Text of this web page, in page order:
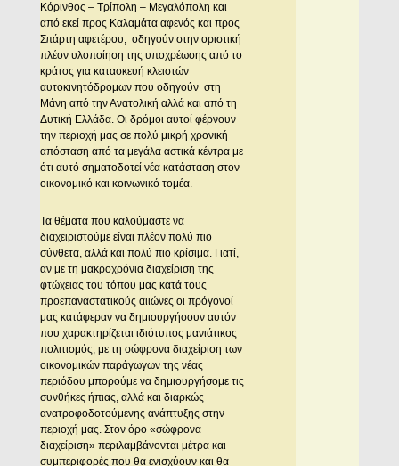
Κόρινθος – Τρίπολη – Μεγαλόπολη και
από εκεί προς Καλαμάτα αφενός και προς
Σπάρτη αφετέρου, οδηγούν στην οριστική
πλέον υλοποίηση της υποχρέωσης από το
κράτος για κατασκευή κλειστών
αυτοκινητόδρομων που οδηγούν στη
Μάνη από την Ανατολική αλλά και από τη
Δυτική Ελλάδα. Οι δρόμοι αυτοί φέρνουν
την περιοχή μας σε πολύ μικρή χρονική
απόσταση από τα μεγάλα αστικά κέντρα με
ότι αυτό σηματοδοτεί νέα κατάσταση στον
οικονομικό και κοινωνικό τομέα.
Τα θέματα που καλούμαστε να
διαχειριστούμε είναι πλέον πολύ πιο
σύνθετα, αλλά και πολύ πιο κρίσιμα. Γιατί,
αν με τη μακροχρόνια διαχείριση της
φτώχειας του τόπου μας κατά τους
προεπαναστατικούς αιιώνες οι πρόγονοί
μας κατάφεραν να δημιουργήσουν αυτόν
που χαρακτηρίζεται ιδιότυπος μανιάτικος
πολιτισμός, με τη σώφρονα διαχείριση των
οικονομικών παράγωγων της νέας
περιόδου μπορούμε να δημιουργήσομε τις
συνθήκες ήπιας, αλλά και διαρκώς
ανατροφοδοτούμενης ανάπτυξης στην
περιοχή μας. Στον όρο «σώφρονα
διαχείριση» περιλαμβάνονται μέτρα και
συμπεριφορές που θα ενισχύουν και θα